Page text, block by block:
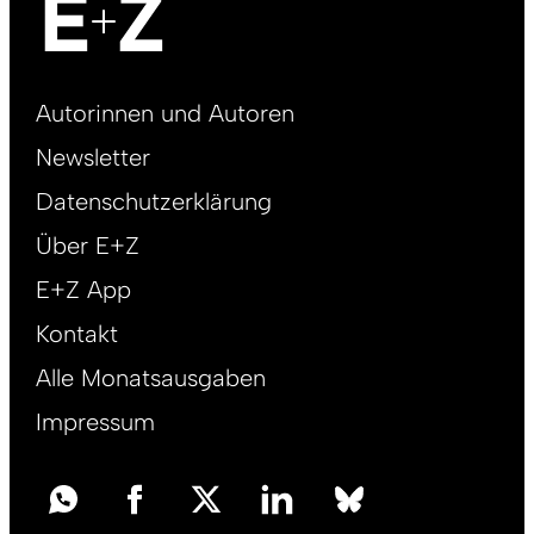
Footer
DE
Autorinnen und Autoren
Newsletter
Datenschutzerklärung
Über E+Z
E+Z App
Kontakt
Alle Monatsausgaben
Impressum